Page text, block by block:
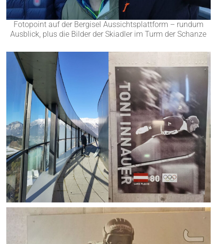
Fotopoint auf der Bergisel Aussichtsplattform – rundum
Ausblick, plus die Bilder der Skiadler im Turm der Schanze